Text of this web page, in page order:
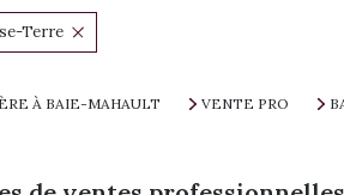
pro
Terre
À BAIE-MAHAULT VENTE PRO